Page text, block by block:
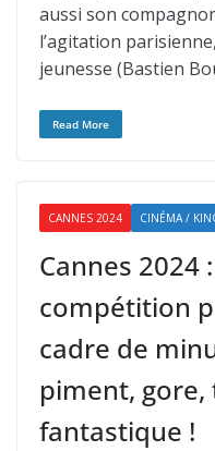
aussi son
l’agitation
jeunesse (Bastien
Read More
CANNES 2024 CINÉMA /
Cannes 2024
compétition
cadre de
piment,
fantastique !